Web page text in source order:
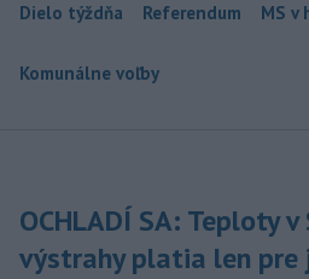
Dielo týždňa Referendum MS v
Komunálne voľby
OCHLADÍ SA: Teploty v
výstrahy platia len pre